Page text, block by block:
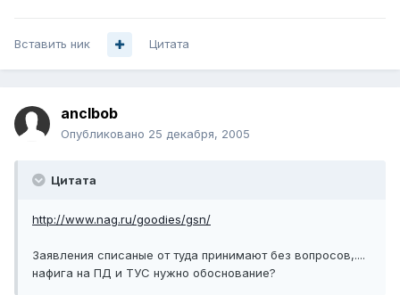
Вставить ник Цитата
anclbob
Опубликовано 25 декабря, 2005
Цитата
http://www.nag.ru/goodies/gsn/
Заявления списаные от туда принимают без вопросов,....
нафига на ПД и ТУС нужно обоснование?